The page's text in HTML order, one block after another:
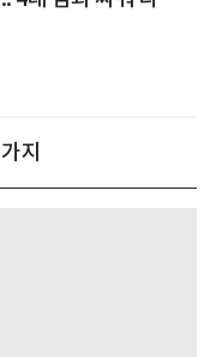
지